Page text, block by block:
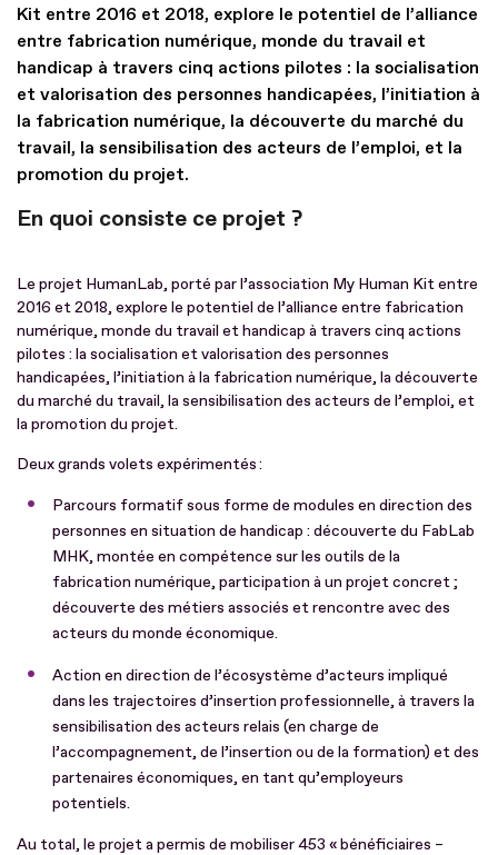
Kit entre 2016 et 2018, explore le potentiel de l’alliance
entre fabrication numérique, monde du travail et
handicap à travers cinq actions pilotes : la socialisation
et valorisation des personnes handicapées, l’initiation à
la fabrication numérique, la découverte du marché du
travail, la sensibilisation des acteurs de l’emploi, et la
promotion du projet.
En quoi consiste ce projet ?
Le projet HumanLab, porté par l’association My Human Kit entre
2016 et 2018, explore le potentiel de l’alliance entre fabrication
numérique, monde du travail et handicap à travers cinq actions
pilotes : la socialisation et valorisation des personnes
handicapées, l’initiation à la fabrication numérique, la découverte
du marché du travail, la sensibilisation des acteurs de l’emploi, et
la promotion du projet.
Deux grands volets expérimentés :
Parcours formatif sous forme de modules en direction des
personnes en situation de handicap : découverte du FabLab
MHK, montée en compétence sur les outils de la
fabrication numérique, participation à un projet concret ;
découverte des métiers associés et rencontre avec des
acteurs du monde économique.
Action en direction de l’écosystème d’acteurs impliqué
dans les trajectoires d’insertion professionnelle, à travers la
sensibilisation des acteurs relais (en charge de
l’accompagnement, de l’insertion ou de la formation) et des
partenaires économiques, en tant qu’employeurs
potentiels.
Au total, le projet a permis de mobiliser 453 « bénéficiaires –